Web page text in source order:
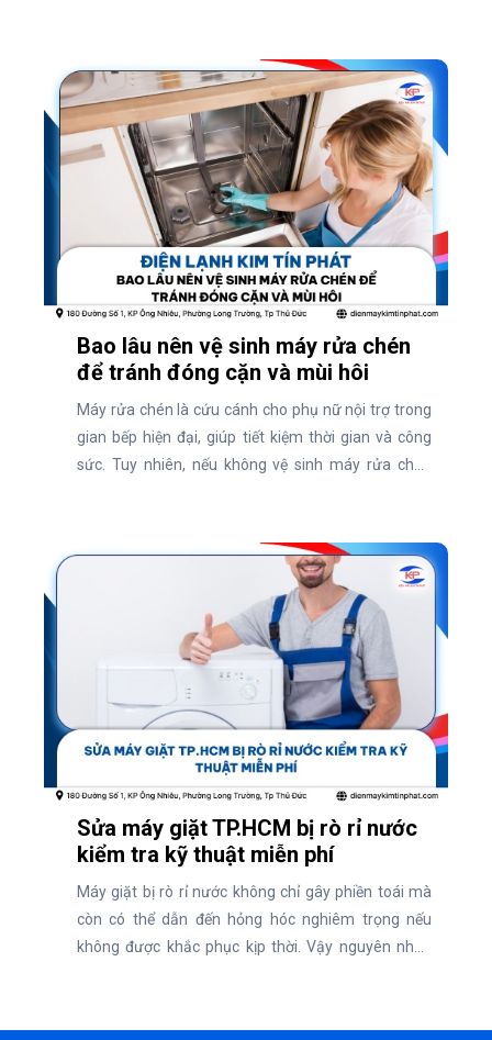
vấn đề này ngày càng tăng cao. Vậy đâu là địa chỉ
sửa chữa máy rửa chén Bosch chuyên nghiệp?
Cùng khám phá ngay qua bài viết dưới đây!
Bao lâu nên vệ sinh máy rửa chén
để tránh đóng cặn và mùi hôi
Máy rửa chén là cứu cánh cho phụ nữ nội trợ trong
gian bếp hiện đại, giúp tiết kiệm thời gian và công
sức. Tuy nhiên, nếu không vệ sinh máy rửa chén
rửa chén để giữ máy luôn sạch sẽ và hoạt động hiệu
quả? Cùng tìm hiểu ngay qua bài viết dưới đây!
Sửa máy giặt TP.HCM bị rò rỉ nước
kiểm tra kỹ thuật miễn phí
Máy giặt bị rò rỉ nước không chỉ gây phiền toái mà
còn có thể dẫn đến hỏng hóc nghiêm trọng nếu
không được khắc phục kịp thời. Vậy nguyên nhân
thuật miễn phí và cam kết chất lượng.